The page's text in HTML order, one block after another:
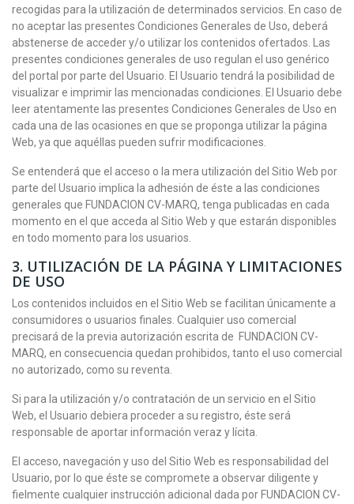
recogidas para la utilización de determinados servicios. En caso de
no aceptar las presentes Condiciones Generales de Uso, deberá
abstenerse de acceder y/o utilizar los contenidos ofertados. Las
presentes condiciones generales de uso regulan el uso genérico
del portal por parte del Usuario. El Usuario tendrá la posibilidad de
visualizar e imprimir las mencionadas condiciones. El Usuario debe
leer atentamente las presentes Condiciones Generales de Uso en
cada una de las ocasiones en que se proponga utilizar la página
Web, ya que aquéllas pueden sufrir modificaciones.
Se entenderá que el acceso o la mera utilización del Sitio Web por
parte del Usuario implica la adhesión de éste a las condiciones
generales que FUNDACION CV-MARQ, tenga publicadas en cada
momento en el que acceda al Sitio Web y que estarán disponibles
en todo momento para los usuarios.
3. UTILIZACIÓN DE LA PÁGINA Y LIMITACIONES
DE USO
Los contenidos incluidos en el Sitio Web se facilitan únicamente a
consumidores o usuarios finales. Cualquier uso comercial
precisará de la previa autorización escrita de FUNDACION CV-
MARQ, en consecuencia quedan prohibidos, tanto el uso comercial
no autorizado, como su reventa.
Si para la utilización y/o contratación de un servicio en el Sitio
Web, el Usuario debiera proceder a su registro, éste será
responsable de aportar información veraz y lícita.
El acceso, navegación y uso del Sitio Web es responsabilidad del
Usuario, por lo que éste se compromete a observar diligente y
fielmente cualquier instrucción adicional dada por FUNDACION CV-